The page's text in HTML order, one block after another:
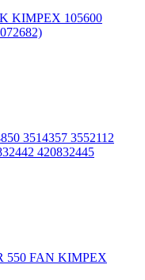
KIMPEX 105600
3514357 3552112
420832445
550 FAN KIMPEX